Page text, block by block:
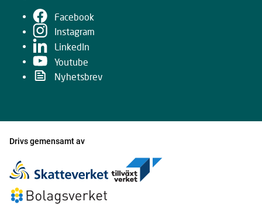
Facebook
Instagram
LinkedIn
Youtube
Nyhetsbrev
Drivs gemensamt av